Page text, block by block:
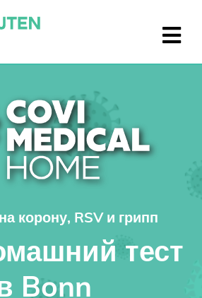
корону, RSV и грипп
тест
Bonn